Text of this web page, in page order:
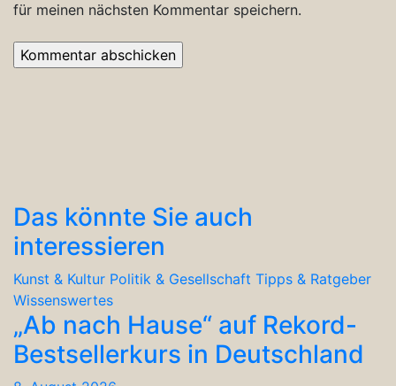
für meinen nächsten Kommentar speichern.
Das könnte Sie auch
interessieren
Kunst & Kultur Politik & Gesellschaft Tipps & Ratgeber
Wissenswertes
„Ab nach Hause“ auf Rekord-
Bestsellerkurs in Deutschland